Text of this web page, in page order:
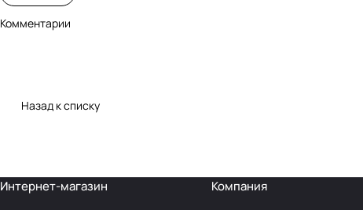
Комментарии
Назад к списку
Интернет-магазин Компания